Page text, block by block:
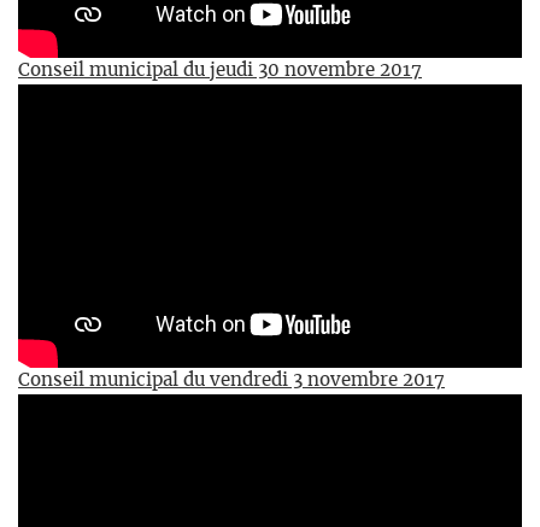
Conseil municipal du jeudi 30 novembre 2017
Conseil municipal du vendredi 3 novembre 2017